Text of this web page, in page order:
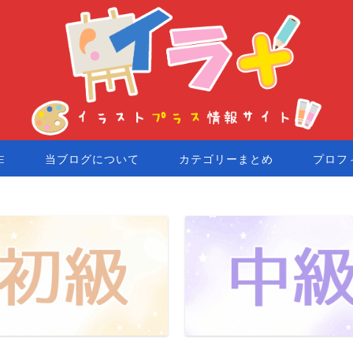
当ブログについて カテゴリーまとめ プロフ